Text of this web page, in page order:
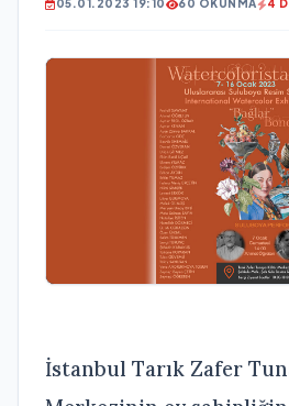
05.01.2023 19:10 60 OKUNMA 4
İstanbul Tarık Zafer